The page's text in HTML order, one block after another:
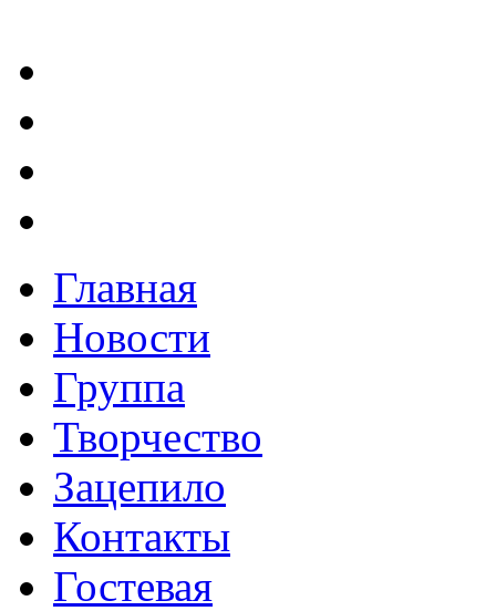
Главная
Новости
Группа
Творчество
Зацепило
Контакты
Гостевая